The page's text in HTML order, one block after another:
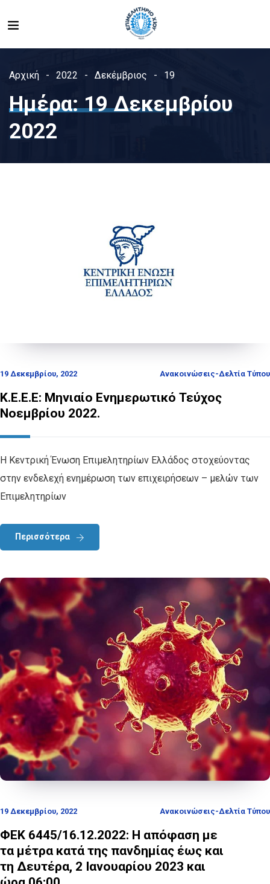
Αρχική 2022 Δεκέμβριος 19
Ημέρα:19 Δεκεμβρίου
2022
19 Δεκεμβρίου, 2022 Ανακοινώσεις-Δελτία Τύπου
Κ.Ε.Ε.Ε: Μηνιαίο Ενημερωτικό Τεύχος
Νοεμβρίου 2022.
Η Κεντρική Ένωση Επιμελητηρίων Ελλάδος στοχεύοντας
στην ενδελεχή ενημέρωση των επιχειρήσεων – μελών των
Επιμελητηρίων
Περισσότερα
19 Δεκεμβρίου, 2022 Ανακοινώσεις-Δελτία Τύπου
ΦΕΚ 6445/16.12.2022: Η απόφαση με
τα μέτρα κατά της πανδημίας έως και
τη Δευτέρα, 2 Ιανουαρίου 2023 και